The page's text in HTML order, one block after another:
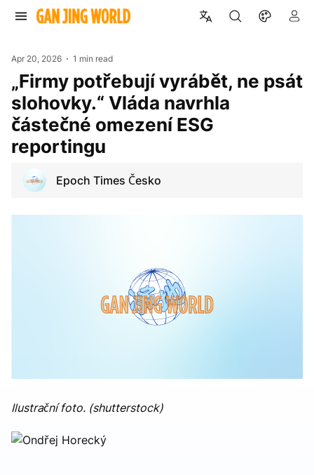
Apr 20, 2026 1 min read
„Firmy potřebují vyrábět, ne psát
slohovky.“ Vláda navrhla
částečné omezení ESG
reportingu
Epoch Times Česko
Ilustrační foto. (shutterstock)